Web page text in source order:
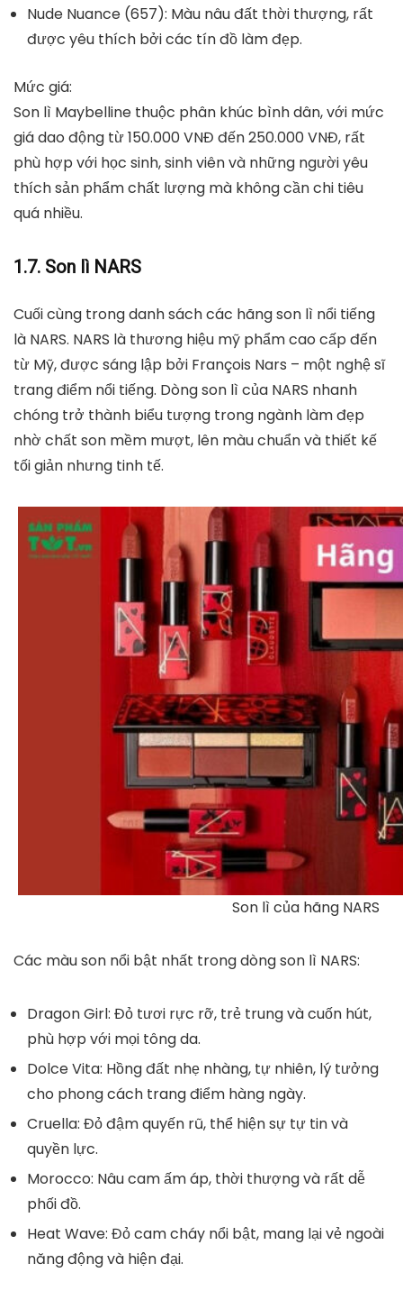
Nude Nuance (657): Màu nâu đất thời thượng, rất
được yêu thích bởi các tín đồ làm đẹp.
Mức giá:
Son lì Maybelline thuộc phân khúc bình dân, với mức
giá dao động từ150.000 VNĐ đến 250.000 VNĐ, rất
phù hợp với học sinh, sinh viên và những người yêu
thích sản phẩm chất lượng mà không cần chi tiêu
quá nhiều.
1.7. Son lì NARS
Cuối cùng trong danh sách các hãng son lì nổi tiếng
là NARS. NARS là thương hiệu mỹ phẩm cao cấp đến
từ Mỹ, được sáng lập bởi François Nars – một nghệ sĩ
trang điểm nổi tiếng. Dòng son lì của NARS nhanh
chóng trở thành biểu tượng trong ngành làm đẹp
nhờ chất son mềm mượt, lên màu chuẩn và thiết kế
tối giản nhưng tinh tế.
Son lì của hãng NARS
Các màu son nổi bật nhất trong dòng son lì NARS:
Dragon Girl: Đỏ tươi rực rỡ, trẻ trung và cuốn hút,
phù hợp với mọi tông da.
Dolce Vita: Hồng đất nhẹ nhàng, tự nhiên, lý tưởng
cho phong cách trang điểm hàng ngày.
Cruella: Đỏ đậm quyến rũ, thể hiện sự tự tin và
quyền lực.
Morocco: Nâu cam ấm áp, thời thượng và rất dễ
phối đồ.
Heat Wave: Đỏ cam cháy nổi bật, mang lại vẻ ngoài
năng động và hiện đại.